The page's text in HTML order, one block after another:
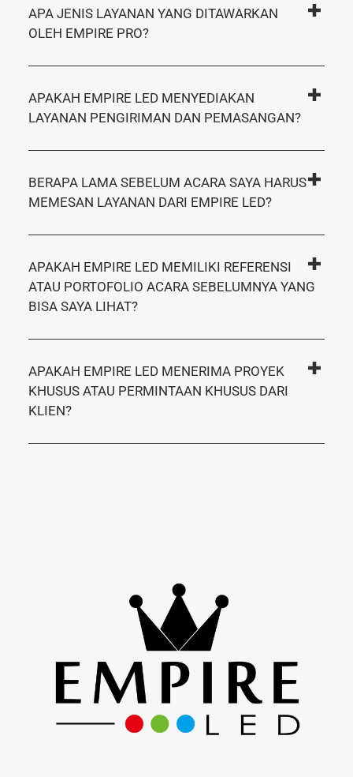
APA JENIS LAYANAN YANG DITAWARKAN
OLEH EMPIRE PRO?
APAKAH EMPIRE LED MENYEDIAKAN
LAYANAN PENGIRIMAN DAN PEMASANGAN?
BERAPA LAMA SEBELUM ACARA SAYA HARUS
MEMESAN LAYANAN DARI EMPIRE LED?
APAKAH EMPIRE LED MEMILIKI REFERENSI
ATAU PORTOFOLIO ACARA SEBELUMNYA YANG
BISA SAYA LIHAT?
APAKAH EMPIRE LED MENERIMA PROYEK
KHUSUS ATAU PERMINTAAN KHUSUS DARI
KLIEN?